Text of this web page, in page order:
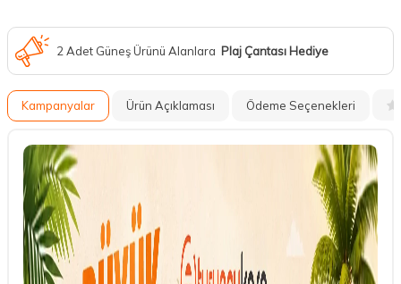
2 Adet Güneş Ürünü Alanlara Plaj Çantası Hediye
Kampanyalar Ürün Açıklaması Ödeme Seçenekleri